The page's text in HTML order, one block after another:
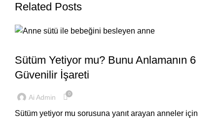
Related Posts
Sütüm Yetiyor mu? Bunu Anlamanın 6
Güvenilir İşareti
Ai Admin 0
Sütüm yetiyor mu sorusuna yanıt arayan anneler için